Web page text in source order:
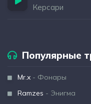
Керсари
Популярные
Mr.x - Фонары
Ramzes - Энигма